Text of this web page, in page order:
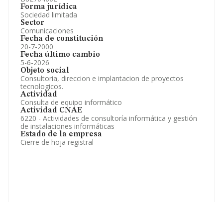
Forma jurídica
Sociedad limitada
Sector
Comunicaciones
Fecha de constitución
20-7-2000
Fecha último cambio
5-6-2026
Objeto social
Consultoria, direccion e implantacion de proyectos
tecnologicos.
Actividad
Consulta de equipo informático
Actividad CNAE
6220 - Actividades de consultoría informática y gestión
de instalaciones informáticas
Estado de la empresa
Cierre de hoja registral